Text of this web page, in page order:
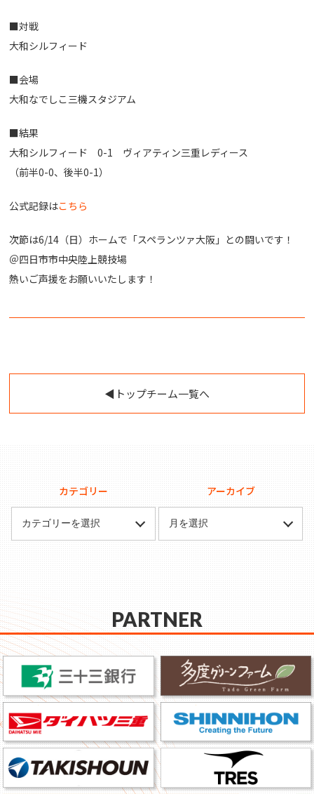
■対戦
大和シルフィード
■会場
大和なでしこ三機スタジアム
■結果
大和シルフィード 0-1 ヴィアティン三重レディース
（前半0-0、後半0-1）
公式記録はこちら
次節は6/14（日）ホームで「スペランツァ大阪」との闘いです！
＠四日市市中央陸上競技場
熱いご声援をお願いいたします！
◀︎トップチーム一覧へ
カテゴリー アーカイブ
PARTNER